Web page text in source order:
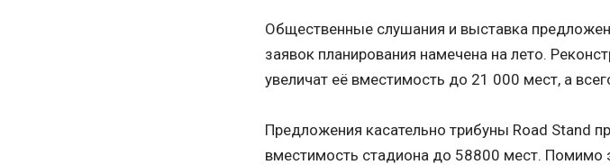
Общественные слушания и выставка
заявок планирования намечена на лето.
увеличат её вместимость до 21 000 мест, а
Предложения касательно трибуны Road Stand
вместимость стадиона до 58800 мест. Помимо